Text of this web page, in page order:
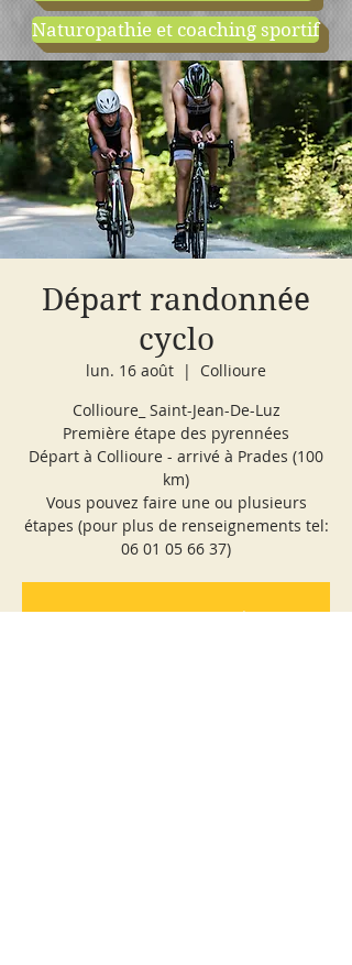
Naturopathie et coaching sportif
cours d'essai boutique
Départ randonnée
cyclo
lun. 16 août
  |
Collioure
Collioure_ Saint-Jean-De-Luz
Première étape des pyrennées
Départ à Collioure - arrivé à Prades (100
km)
Vous pouvez faire une ou plusieurs
étapes (pour plus de renseignements tel:
06 01 05 66 37)
Les inscriptions sont closes